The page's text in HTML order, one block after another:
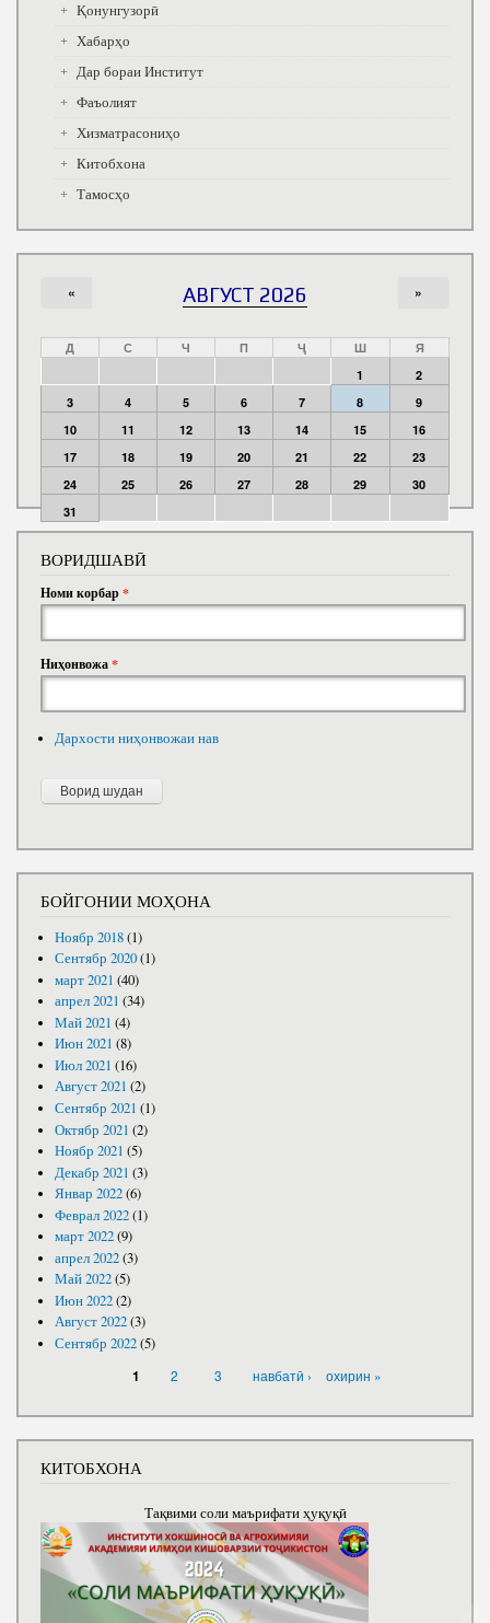
Қонунгузорӣ
Хабарҳо
Дар бораи Институт
Фаъолият
Хизматрасониҳо
Китобхона
Тамосҳо
АВГУСТ 2026
« »
Д С Ч П Ҷ Ш
Я
1
2
3
4 5 6 7 8
9
10
11 12 13 14 15
16
17
18 19 20 21 22
23
24
25 26 27 28 29
30
31
ВОРИДШАВӢ
Номи корбар*
Ниҳонвожа*
Дархости ниҳонвожаи нав
БОЙГОНИИ МОҲОНА
Ноябр 2018(1)
Сентябр 2020(1)
март 2021 (40)
апрел 2021 (34)
Май 2021 (4)
Июн 2021 (8)
Июл 2021 (16)
Август 2021 (2)
Сентябр 2021 (1)
Октябр 2021 (2)
Ноябр 2021 (5)
Декабр 2021 (3)
Январ 2022(6)
Феврал 2022(1)
март 2022(9)
апрел 2022(3)
Май 2022(5)
Июн 2022(2)
Август 2022(3)
Сентябр 2022(5)
1 2 3 навбатӣ › охирин »
КИТОБХОНА
Тақвими соли маърифати ҳуқуқӣ